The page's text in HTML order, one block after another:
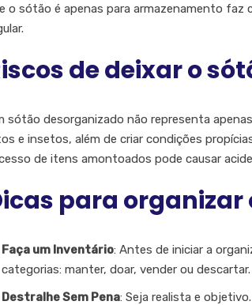
o sótão é apenas para armazenamento faz
de deixar o
sótão desorganizado não representa
e insetos, além de criar condições
de itens amontoados pode causar
para
Faça um Inventário: Antes de iniciar a
categorias: manter, doar, vender ou descartar.
Destralhe Sem Pena: Seja realista e